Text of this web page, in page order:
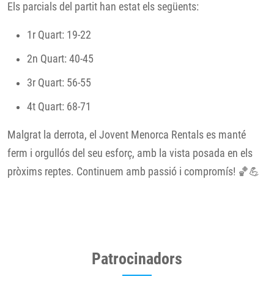
Els parcials del partit han estat els següents:
1r Quart: 19-22
2n Quart: 40-45
3r Quart: 56-55
4t Quart: 68-71
Malgrat la derrota, el Jovent Menorca Rentals es manté
ferm i orgullós del seu esforç, amb la vista posada en els
pròxims reptes. Continuem amb passió i compromís! 🏀💪
Patrocinadors